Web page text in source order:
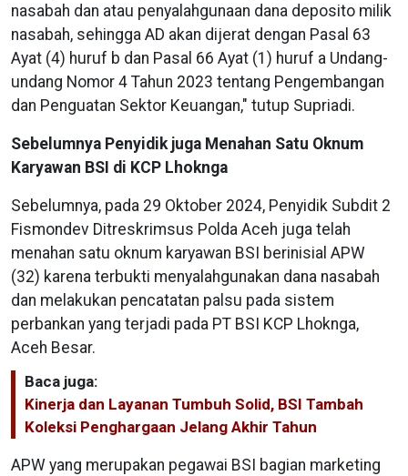
nasabah dan atau penyalahgunaan dana deposito milik
nasabah, sehingga AD akan dijerat dengan Pasal 63
Ayat (4) huruf b dan Pasal 66 Ayat (1) huruf a Undang-
undang Nomor 4 Tahun 2023 tentang Pengembangan
dan Penguatan Sektor Keuangan," tutup Supriadi.
Sebelumnya Penyidik juga Menahan Satu Oknum
Karyawan BSI di KCP Lhoknga
Sebelumnya, pada 29 Oktober 2024, Penyidik Subdit 2
Fismondev Ditreskrimsus Polda Aceh juga telah
menahan satu oknum karyawan BSI berinisial APW
(32) karena terbukti menyalahgunakan dana nasabah
dan melakukan pencatatan palsu pada sistem
perbankan yang terjadi pada PT BSI KCP Lhoknga,
Aceh Besar.
Baca juga:
Kinerja dan Layanan Tumbuh Solid, BSI Tambah
Koleksi Penghargaan Jelang Akhir Tahun
APW yang merupakan pegawai BSI bagian marketing